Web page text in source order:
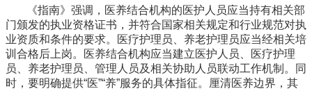
《指南》强调，医养结合机构的医护人员应当持有相关部
门颁发的执业资格证书，并符合国家相关规定和行业规范对执
业资质和条件的要求。医疗护理员、养老护理员应当经相关培
训合格后上岗。医养结合机构应当建立医护人员、医疗护理
员、养老护理员、管理人员及相关协助人员联动工作机制。同
时，要明确提供“医”“养”服务的具体指征。厘清医养边界，其